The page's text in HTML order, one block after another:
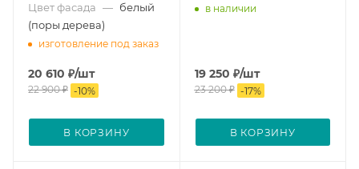
Цвет фасада — белый
(поры дерева)
изготовление под заказ
20 610 ₽/шт
22 900₽ -10%
В КОРЗИНУ
в наличии
19 250 ₽/шт
23 200₽ -17%
В КОРЗИНУ